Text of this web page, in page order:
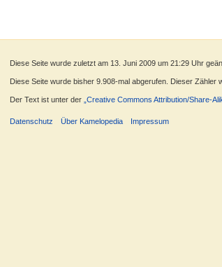
Diese Seite wurde zuletzt am 13. Juni 2009 um 21:29 Uhr
Diese Seite wurde bisher 9.908-mal abgerufen. Dieser Zähler
Der Text ist unter der „Creative Commons Attribution/Share-
Datenschutz Über Kamelopedia Impressum